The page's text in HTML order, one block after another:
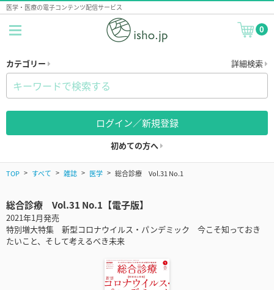
医学・医療の電子コンテンツ配信サービス
0
カテゴリー 詳細検索
ログイン／新規登録
初めての方へ
TOP すべて 雑誌 医学 総合診療 Vol.31 No.1
総合診療 Vol.31 No.1【電子版】
2021年1月発売
特別増大特集 新型コロナウイルス・パンデミック 今こそ知っておき
たいこと、そして考えるべき未来